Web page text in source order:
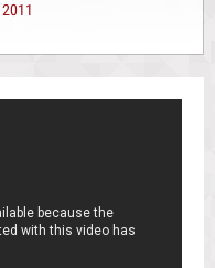
2011